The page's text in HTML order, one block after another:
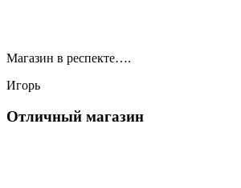
Магазин в респекте….
Игорь
Отличный магазин